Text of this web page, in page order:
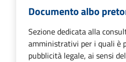
Documento albo
Sezione dedicata alla
amministrativi per i quali è
pubblicità legale, ai sensi